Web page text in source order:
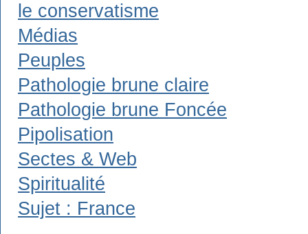
le conservatisme
Médias
Peuples
Pathologie brune claire
Pathologie brune Foncée
Pipolisation
Sectes & Web
Spiritualité
Sujet : France